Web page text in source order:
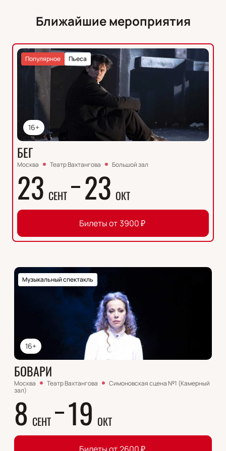
Ближайшие мероприятия
16+
Пьеса
Популярное
БЕГ
Москва Театр Вахтангова Большой зал
23 СЕНТ 23 ОКТ
Билеты от 3900₽
16+
Музыкальный спектакль
БОВАРИ
Москва Театр Вахтангова
Симоновская сцена №1 (Камерный
зал)
8 СЕНТ 19 ОКТ